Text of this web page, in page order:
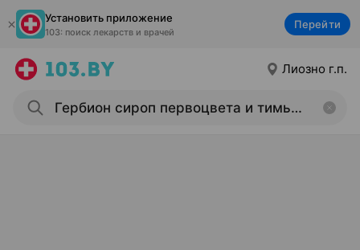
Установить приложение
103: поиск лекарств и врачей
Перейти
Лиозно г.п.